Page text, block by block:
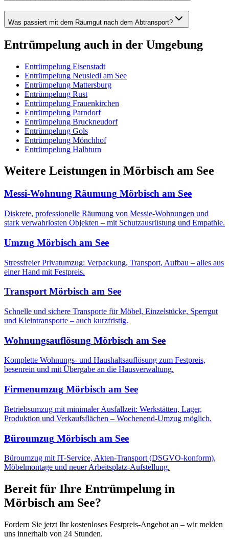
Was passiert mit dem Räumgut nach dem Abtransport?
Entrümpelung auch in der Umgebung
Entrümpelung Eisenstadt
Entrümpelung Neusiedl am See
Entrümpelung Mattersburg
Entrümpelung Rust
Entrümpelung Frauenkirchen
Entrümpelung Parndorf
Entrümpelung Bruckneudorf
Entrümpelung Gols
Entrümpelung Mönchhof
Entrümpelung Halbturn
Weitere Leistungen in Mörbisch am See
Messi-Wohnung Räumung Mörbisch am See
Diskrete, professionelle Räumung von Messie-Wohnungen und
stark verwahrlosten Objekten – mit Schutzausrüstung und Empathie.
Umzug Mörbisch am See
Stressfreier Privatumzug: Verpackung, Transport, Aufbau – alles aus
einer Hand mit Festpreis.
Transport Mörbisch am See
Schnelle und sichere Transporte für Möbel, Einzelstücke, Sperrgut
und Kleintransporte – auch kurzfristig.
Wohnungsauflösung Mörbisch am See
Komplette Wohnungs- und Haushaltsauflösung zum Festpreis,
besenrein und mit Übergabe an die Hausverwaltung.
Firmenumzug Mörbisch am See
Betriebsumzug mit minimaler Ausfallzeit: Werkstätten, Lager,
Produktion und Verkaufsflächen – Wochenend-Umzug möglich.
Büroumzug Mörbisch am See
Büroumzug mit IT-Service, Akten-Transport (DSGVO-konform),
Möbelmontage und neuer Arbeitsplatz-Aufstellung.
Bereit für Ihre Entrümpelung in
Mörbisch am See?
Fordern Sie jetzt Ihr kostenloses Festpreis-Angebot an – wir melden
uns innerhalb von 24 Stunden.